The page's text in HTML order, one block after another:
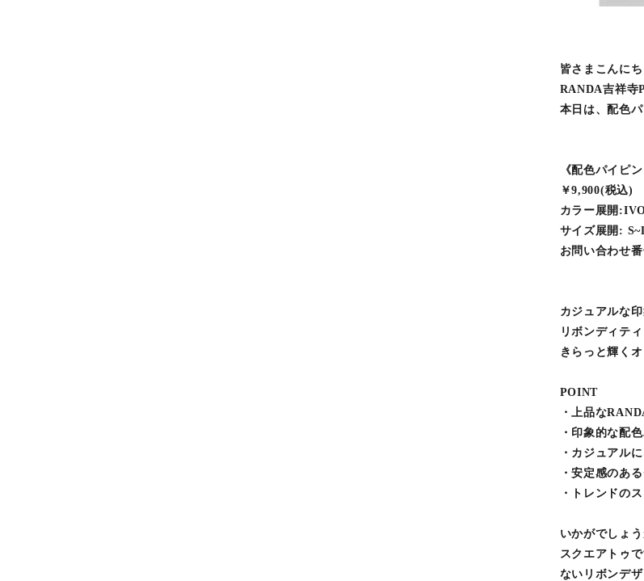
皆さまこんにち
RANDA吉祥寺
本日は、配色
《配色パイピ
￥9,900(税込)
カラー展開
サイズ展開:
お問い合わせ
カジュアルな
リボンディテ
きらっと輝く
POINT
・上品な
・印象的な配
・カジュアル
・安定感のあ
・トレンドの
いかがでしょう
スクエアトゥ
ないリボンデ